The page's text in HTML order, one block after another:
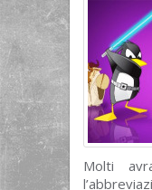
Molti